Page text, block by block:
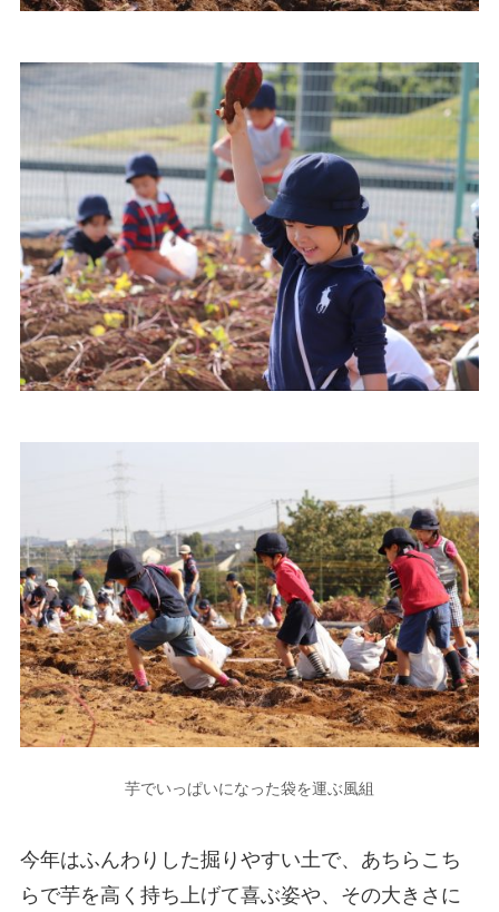
芋でいっぱいになった袋を運ぶ風組
今年はふんわりした掘りやすい土で、あちらこち
らで芋を高く持ち上げて喜ぶ姿や、その大きさに